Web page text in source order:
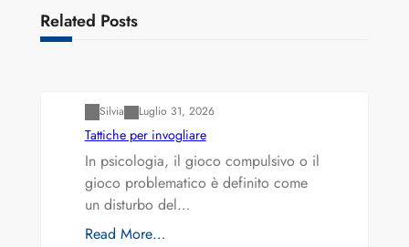
Related Posts
Silvia Luglio 31, 2026
Tattiche per invogliare
In psicologia, il gioco compulsivo o il
gioco problematico è definito come
un disturbo del…
Read More…